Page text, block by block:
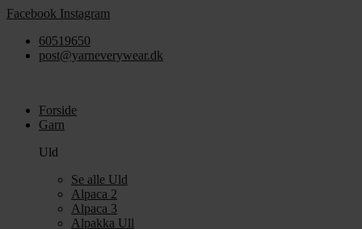
Videre
indhold
Facebook Instagram
60519650
post@yarneverywear.dk
Forside
Garn
Uld
Se alle Uld
Alpaca 2
Alpaca 3
Alpakka Ull